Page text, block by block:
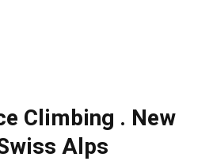
Climbing . New
Alps